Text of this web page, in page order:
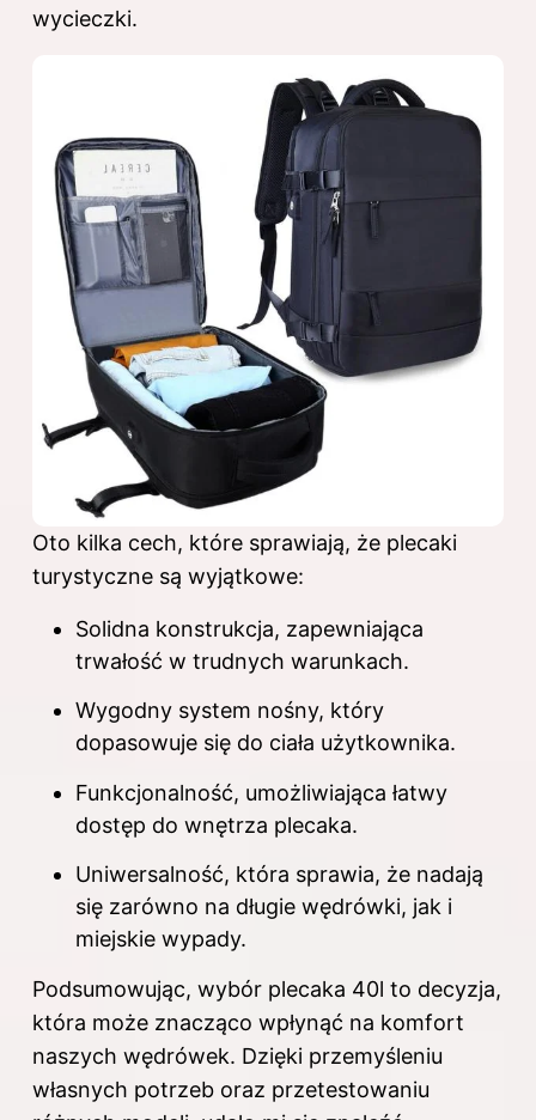
wycieczki.
Oto kilka cech, które sprawiają, że plecaki
turystyczne są wyjątkowe:
Solidna konstrukcja, zapewniająca
trwałość w trudnych warunkach.
Wygodny system nośny, który
dopasowuje się do ciała użytkownika.
Funkcjonalność, umożliwiająca łatwy
dostęp do wnętrza plecaka.
Uniwersalność, która sprawia, że nadają
się zarówno na długie wędrówki, jak i
miejskie wypady.
Podsumowując, wybór plecaka 40l to decyzja,
która może znacząco wpłynąć na komfort
naszych wędrówek. Dzięki przemyśleniu
własnych potrzeb oraz przetestowaniu